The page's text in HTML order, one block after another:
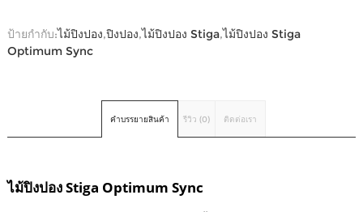
ป้ายกำกับ:ไม้ปิงปอง,ปิงปอง,ไม้ปิงปอง Stiga,ไม้ปิงปอง Stiga
Optimum Sync
คำบรรยายสินค้า รีวิว (0) ติดต่อเรา
ไม้ปิงปอง Stiga Optimum Sync